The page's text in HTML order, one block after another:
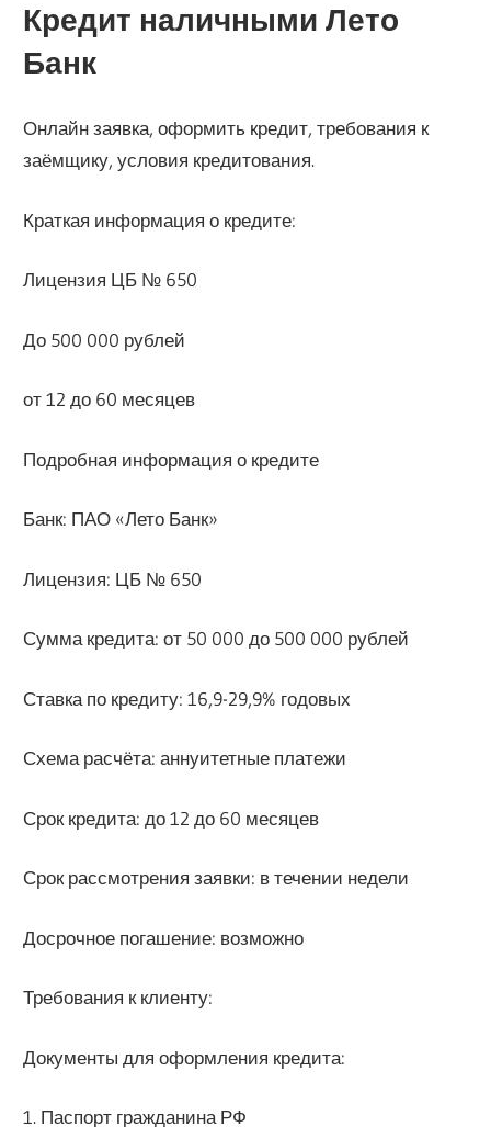
Кредит наличными Лето
Банк
Онлайн заявка, оформить кредит, требования к
заёмщику, условия кредитования.
Краткая информация о кредите:
Лицензия ЦБ № 650
До 500 000 рублей
от 12 до 60 месяцев
Подробная информация о кредите
Банк: ПАО «Лето Банк»
Лицензия: ЦБ № 650
Сумма кредита: от 50 000 до 500 000 рублей
Ставка по кредиту: 16,9-29,9% годовых
Схема расчёта: аннуитетные платежи
Срок кредита: до 12 до 60 месяцев
Срок рассмотрения заявки: в течении недели
Досрочное погашение: возможно
Требования к клиенту:
Документы для оформления кредита:
1. Паспорт гражданина РФ